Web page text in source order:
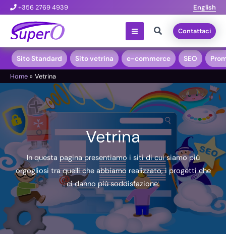
contenuto
+356 2769 4939 English
CercaContattaci
Sito Standard Sito vetrina e-commerce SEO
Home Vetrina
Vetrina
In questa pagina presentiamo i siti di cui siamo più
orgogliosi tra quelli che abbiamo realizzato, i progetti che
ci danno più soddisfazione.